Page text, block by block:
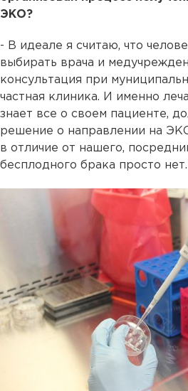
ЭКО?
- В идеале я считаю, что
выбирать врача и
консультация при
частная клиника. И именно
знает все о своем пациенте,
решение о направлении на
в отличие от нашего,
бесплодного брака просто нет.